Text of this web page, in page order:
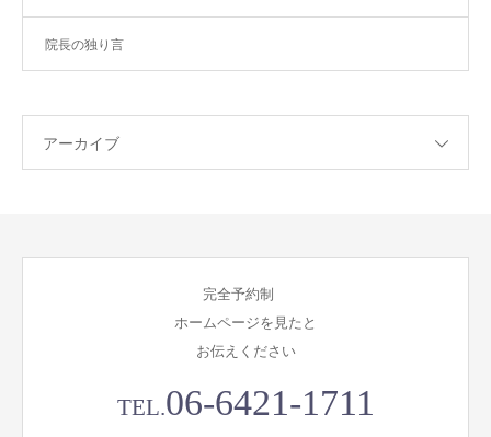
院長の独り言
アーカイブ
完全予約制
ホームページを見たと
お伝えください
TEL.06-6421-1711